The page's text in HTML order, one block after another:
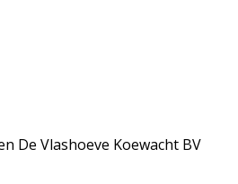
De Vlashoeve Koewacht BV